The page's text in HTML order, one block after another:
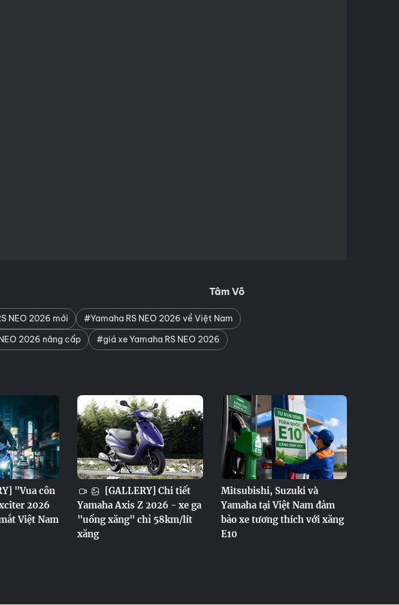
Tâm Võ
NEO 2026 mới
#Yamaha RS NEO 2026 về Việt Nam
2026 nâng cấp #giá xe Yamaha RS NEO 2026
"Vua côn
2026
Việt Nam
[GALLERY] Chi tiết
Yamaha Axis Z 2026 - xe ga
"uống xăng" chỉ 58km/lít
xăng
Mitsubishi, Suzuki và
Yamaha tại Việt Nam đảm
bảo xe tương thích với xăng
E10